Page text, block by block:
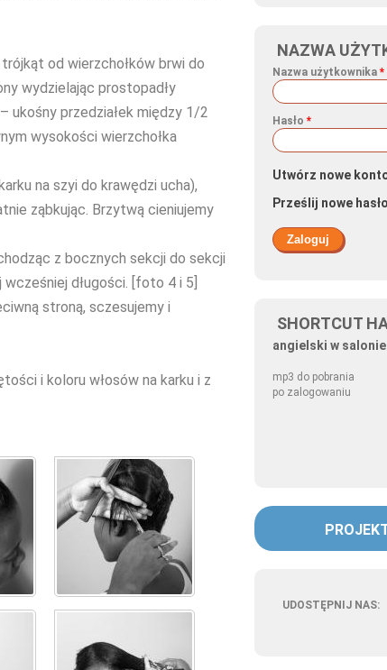
NAZWA
Nazwa użytkownika *
Hasło *
Utwórz nowe
Prześlij nowe hasło
SHORTCUT
angielski w
mp3 do pobrania
po zalogowaniu
UDOSTĘPNIJ NAS:
od wierzchołków brwi do
wydzielając prostopadły
ukośny przedziałek między 1/2
wysokości wierzchołka
na szyi do krawędzi ucha),
ząbkując. Brzytwą cieniujemy
z bocznych sekcji do sekcji
długości. [foto 4 i 5]
stroną, sczesujemy i
i koloru włosów na karku i z